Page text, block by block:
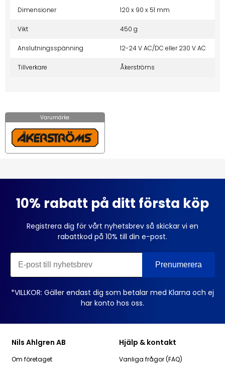
Dimensioner 120 x 90 x 51 mm
Vikt 450 g
Anslutningsspänning 12-24 V AC/DC eller 230 V AC
Tillverkare Åkerströms
Varumärke
10% rabatt på ditt första köp
Registrera dig för vårt nyhetsbrev så skickar vi en
rabattkod på 10% till din e-post.
*VILLKOR: Gäller endast dig som betalar med Klarna och ej
har konto hos oss.
Nils Ahlgren AB
Om företaget
Hjälp & kontakt
Vanliga frågor (FAQ)